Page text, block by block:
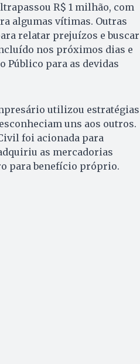
R$ 1 milhão, com
algumas vítimas. Outras
relatar prejuízos e buscar
nos próximos dias e
Público para as devidas
utilizou estratégias
uns aos outros.
foi acionada para
as mercadorias
para benefício próprio.